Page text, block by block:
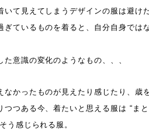
いて見えてしまうデザインの服は避け
ぎているものを着ると、自分自身では
た意識の変化のようなもの、、、
なかったものが見えたり感じたり、歳
つつある今、着たいと思える服は “ま
う感じられる服。